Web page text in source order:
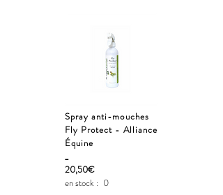
Spray anti-mouches
Fly Protect - Alliance
Équine
_
20,50€
en stock : 0